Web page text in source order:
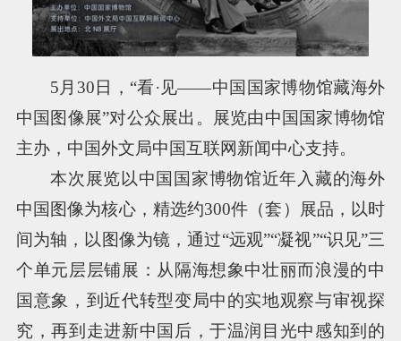
5月30日，“看·见——中国国家博物馆藏海外
中国图像展”对公众展出。展览由中国国家博物馆
主办，中国外文局中国互联网新闻中心支持。
本次展览以中国国家博物馆近年入藏的海外
中国图像为核心，精选约300件（套）展品，以时
间为轴，以图像为镜，通过“远观”“凝视”“识见”三
个单元层层铺展：从隔海想象中壮丽而浪漫的中
国意象，到近代转型变局中的实地观察与审视探
究，再到走进新中国后，于温润目光中感知到的